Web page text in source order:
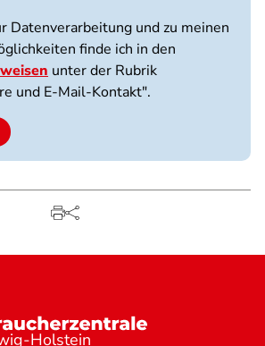
Datenverarbeitung und zu meinen
finde ich in den
unter der Rubrik
und E-Mail-Kontakt".
Holstein